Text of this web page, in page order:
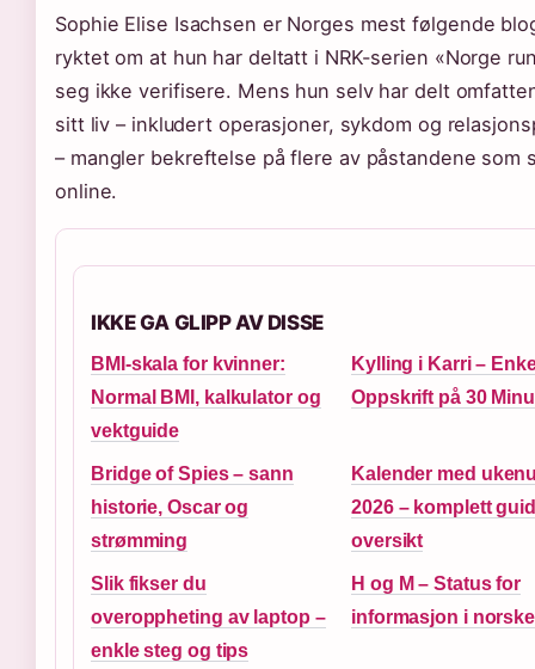
Sophie Elise Isachsen er Norges mest følgende
ryktet om at hun har deltatt i NRK-serien «Norge
seg ikke verifisere. Mens hun selv har delt
sitt liv – inkludert operasjoner, sykdom og
– mangler bekreftelse på flere av påstandene som
online.
IKKE GA GLIPP AV DISSE
BMI-skala for kvinner:
Normal BMI, kalkulator og
vektguide
Kylling i Karri –
Oppskrift på 30
Bridge of Spies – sann
historie, Oscar og
strømming
Kalender med
2026 – komplett
oversikt
Slik fikser du
overoppheting av laptop –
enkle steg og tips
H og M – Status for
informasjon i